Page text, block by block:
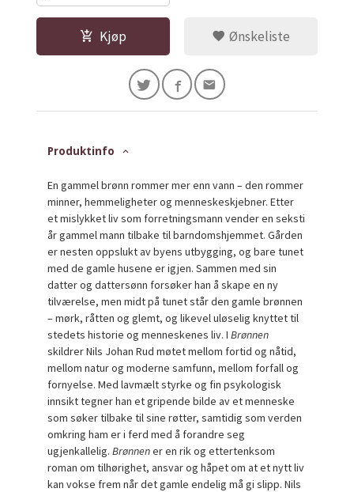
Kjøp Ønskeliste
Produktinfo
En gammel brønn rommer mer enn vann – den rommer
minner, hemmeligheter og menneskeskjebner. Etter
et mislykket liv som forretningsmann vender en seksti
år gammel mann tilbake til barndomshjemmet. Gården
er nesten oppslukt av byens utbygging, og bare tunet
med de gamle husene er igjen. Sammen med sin
datter og dattersønn forsøker han å skape en ny
tilværelse, men midt på tunet står den gamle brønnen
– mørk, råtten og glemt, og likevel uløselig knyttet til
stedets historie og menneskenes liv. IBrønnen
skildrer Nils Johan Rud møtet mellom fortid og nåtid,
mellom natur og moderne samfunn, mellom forfall og
fornyelse. Med lavmælt styrke og fin psykologisk
innsikt tegner han et gripende bilde av et menneske
som søker tilbake til sine røtter, samtidig som verden
omkring ham er i ferd med å forandre seg
ugjenkallelig.Brønnener en rik og ettertenksom
roman om tilhørighet, ansvar og håpet om at et nytt liv
kan vokse frem når det gamle endelig må gi slipp. Nils